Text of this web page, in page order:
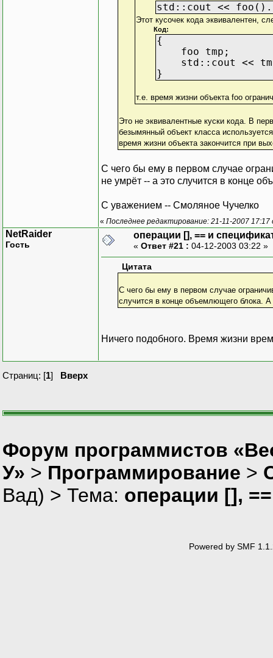
std::cout <<
Этот кусочек кода эквивалентен,
Код:
{
foo tmp;
std::cout <<
}
т.е. время жизни объекта foo
Это не эквивалентные куски кода. В
безымянный объект класса
время жизни объекта закончится при
С чего бы ему в первом случае
не умрёт -- а это случится в конце
С уважением -- Смоляное Чучелко
« Последнее редактирование: 21-11-2007 17:17
NetRaider
Гость
операции [], == и
« Ответ #21 : 04-12-2003 03:22 »
Цитата
С чего бы ему в первом случае
случится в конце объемлющего блока. А
Ничего подобного. Время жизни
Страниц: [1] Вверх
Форум программистов
У» > Программирование >
Вад) > Тема: операции [],
Powered by SMF